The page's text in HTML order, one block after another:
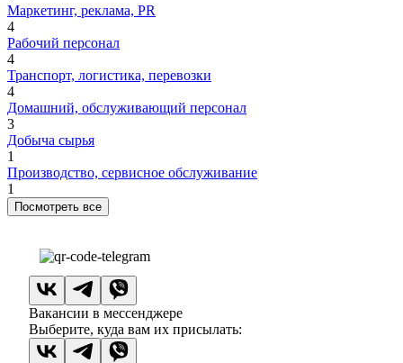
Маркетинг, реклама, PR
4
Рабочий персонал
4
Транспорт, логистика, перевозки
4
Домашний, обслуживающий персонал
3
Добыча сырья
1
Производство, сервисное обслуживание
1
Посмотреть все
Вакансии в мессенджере
Выберите, куда вам их присылать: